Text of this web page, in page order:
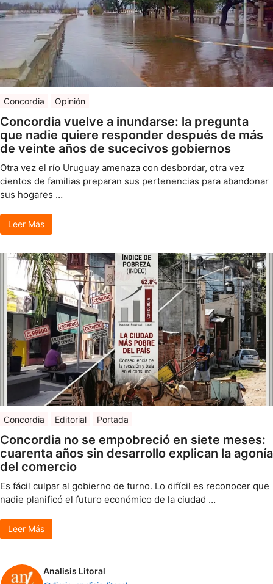
Concordia Opinión
Concordia vuelve a inundarse: la pregunta
que nadie quiere responder después de más
de veinte años de sucecivos gobiernos
Otra vez el río Uruguay amenaza con desbordar, otra vez
cientos de familias preparan sus pertenencias para abandonar
sus hogares …
Leer Más
Concordia Editorial Portada
Concordia no se empobreció en siete meses:
cuarenta años sin desarrollo explican la agonía
del comercio
Es fácil culpar al gobierno de turno. Lo difícil es reconocer que
nadie planificó el futuro económico de la ciudad …
Leer Más
Analisis Litoral